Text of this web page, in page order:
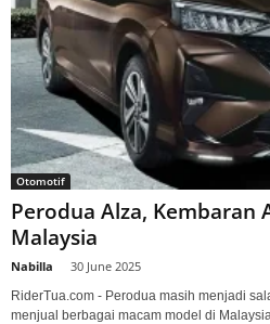
Otomotif
Perodua Alza, Kembaran
Malaysia
Nabilla 30 June 2025
RiderTua.com - Perodua masih menjadi
menjual berbagai macam model di